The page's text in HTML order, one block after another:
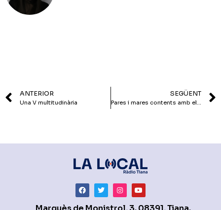
ANTERIOR
Una V multitudinària
SEGÜENT
Pares i mares contents amb el programa de Festa Major